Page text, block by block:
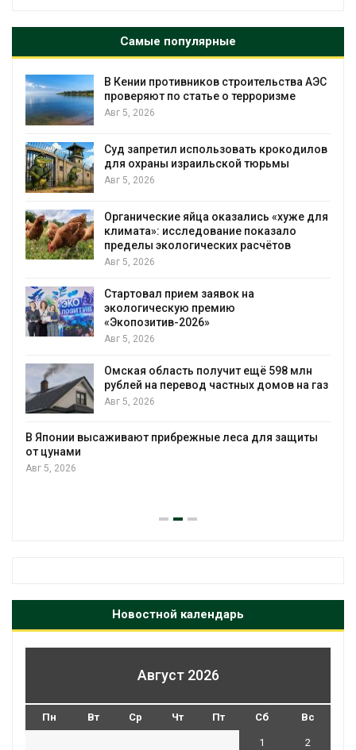
Самые популярные
В Кении противников строительства АЭС
проверяют по статье о терроризме
Авг 5, 2026
Суд запретил использовать крокодилов
для охраны израильской тюрьмы
Авг 5, 2026
Органические яйца оказались «хуже для
климата»: исследование показало
пределы экологических расчётов
Авг 5, 2026
Стартовал прием заявок на
экологическую премию
«Экопозитив-2026»
Авг 5, 2026
Омская область получит ещё 598 млн
рублей на перевод частных домов на газ
Авг 5, 2026
В Японии высаживают прибрежные леса для защиты
от цунами
Авг 5, 2026
Новостной календарь
Август 2026
Пн Вт Ср Чт Пт Сб Вс
1 2